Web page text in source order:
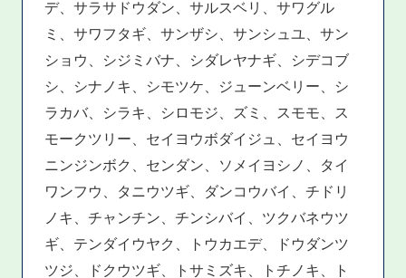
デ、サラサドウダン、サルスベリ、サワグル
ミ、サワフタギ、サンザシ、サンシュユ、サン
ショウ、シジミバナ、シダレヤナギ、シデコブ
シ、シナノキ、シモツケ、ジューンベリー、シ
ラカバ、シラキ、シロモジ、ズミ、スモモ、ス
モークツリー、セイヨウボダイジュ、セイヨウ
ニンジンボク、センダン、ソメイヨシノ、タイ
ワンフウ、タニウツギ、ダンコウバイ、チドリ
ノキ、チャンチン、チンシバイ、ツクバネウツ
ギ、テンダイウヤク、トウカエデ、ドウダンツ
ツジ、ドクウツギ、トサミズキ、トチノキ、ト